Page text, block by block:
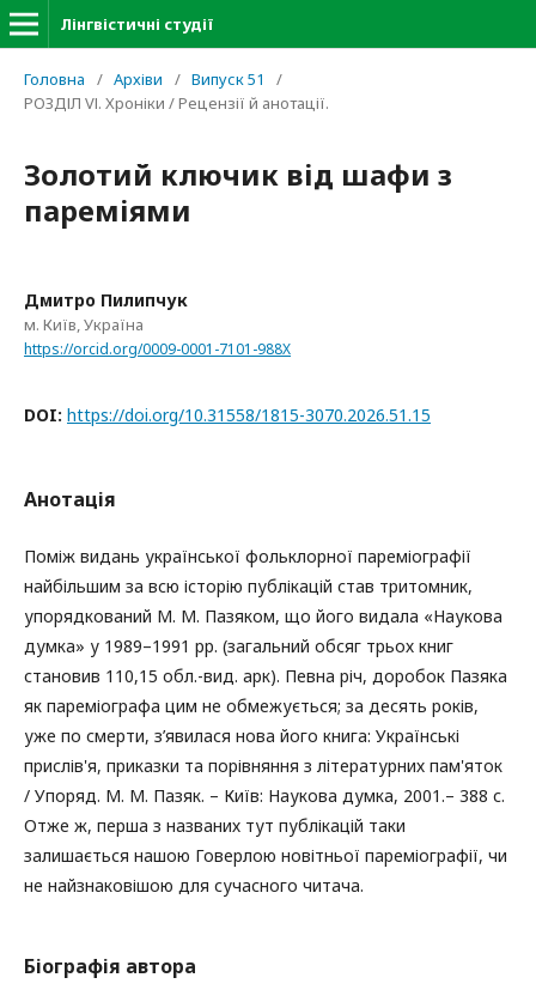
Лінгвістичні студії
Головна / Архіви / Випуск 51
/
РОЗДІЛ VІ. Хроніки / Рецензії й анотації.
Золотий ключик від шафи з
пареміями
Дмитро Пилипчук
м. Київ, Україна
https://orcid.org/0009-0001-7101-988X
DOI: https://doi.org/10.31558/1815-3070.2026.51.15
Анотація
Поміж видань української фольклорної пареміографії
найбільшим за всю історію публікацій став тритомник,
упорядкований М. М. Пазяком, що його видала «Наукова
думка» у 1989–1991 рр. (загальний обсяг трьох книг
становив 110,15 обл.-вид. арк). Певна річ, доробок Пазяка
як пареміографа цим не обмежується; за десять років,
уже по смерти, з’явилася нова його книга: Українські
прислів'я, приказки та порівняння з літературних пам'яток
/ Упоряд. М. М. Пазяк. – Київ: Наукова думка, 2001.– 388 с.
Отже ж, перша з названих тут публікацій таки
залишається нашою Говерлою новітньої пареміографії, чи
не найзнаковішою для сучасного читача.
Біографія автора